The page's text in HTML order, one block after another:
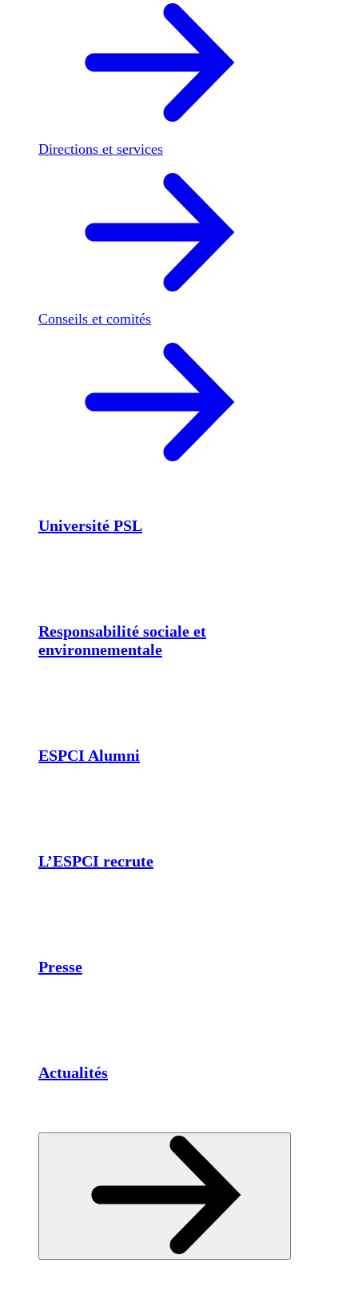
Directions et services
Conseils et comités
Université PSL
Responsabilité sociale et
environnementale
ESPCI Alumni
L’ESPCI recrute
Presse
Actualités